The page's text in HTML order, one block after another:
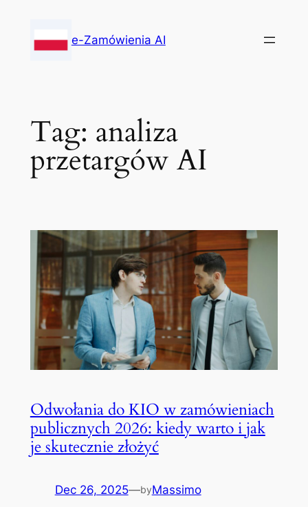
content
e-Zamówienia AI
Tag: analiza
przetargów AI
Odwołania do KIO w zamówieniach
publicznych 2026: kiedy warto i jak
je skutecznie złożyć
Dec 26, 2025—byMassimo